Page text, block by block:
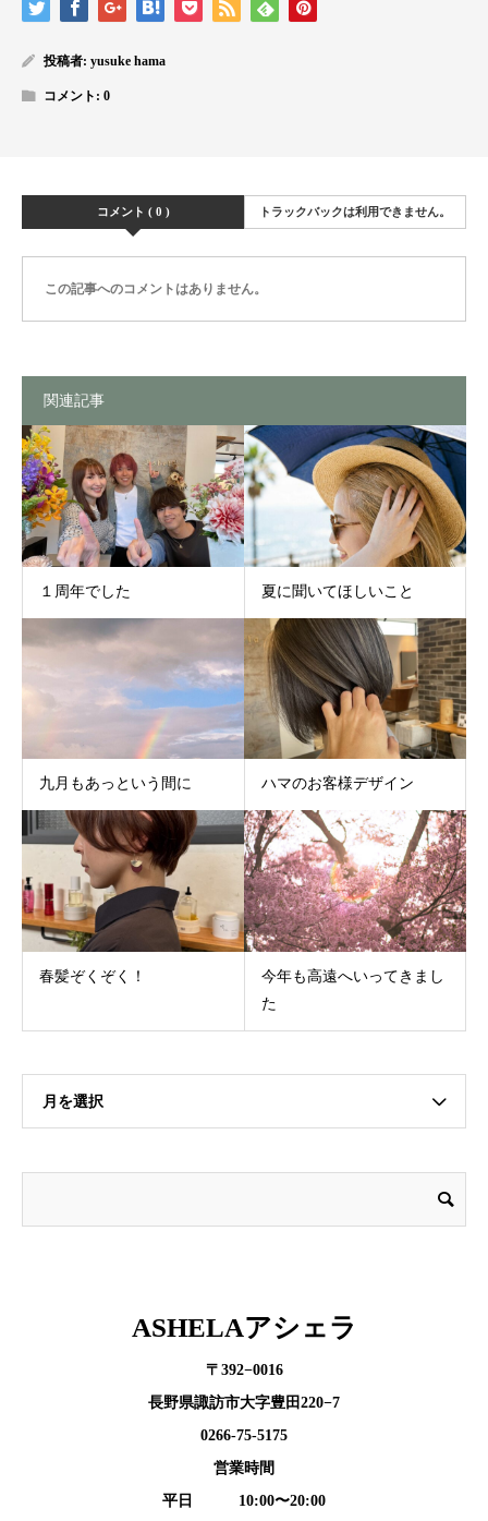
投稿者: yusuke hama
コメント: 0
コメント ( 0 ) トラックバックは利用できません。
この記事へのコメントはありません。
関連記事
１周年でした 夏に聞いてほしいこと
九月もあっという間に ハマのお客様デザイン
春髪ぞくぞく！
今年も高遠へいってきまし
た
月を選択
ASHELAアシェラ
〒392−0016
長野県諏訪市大字豊田220−7
0266-75-5175
営業時間
平日 10:00〜20:00